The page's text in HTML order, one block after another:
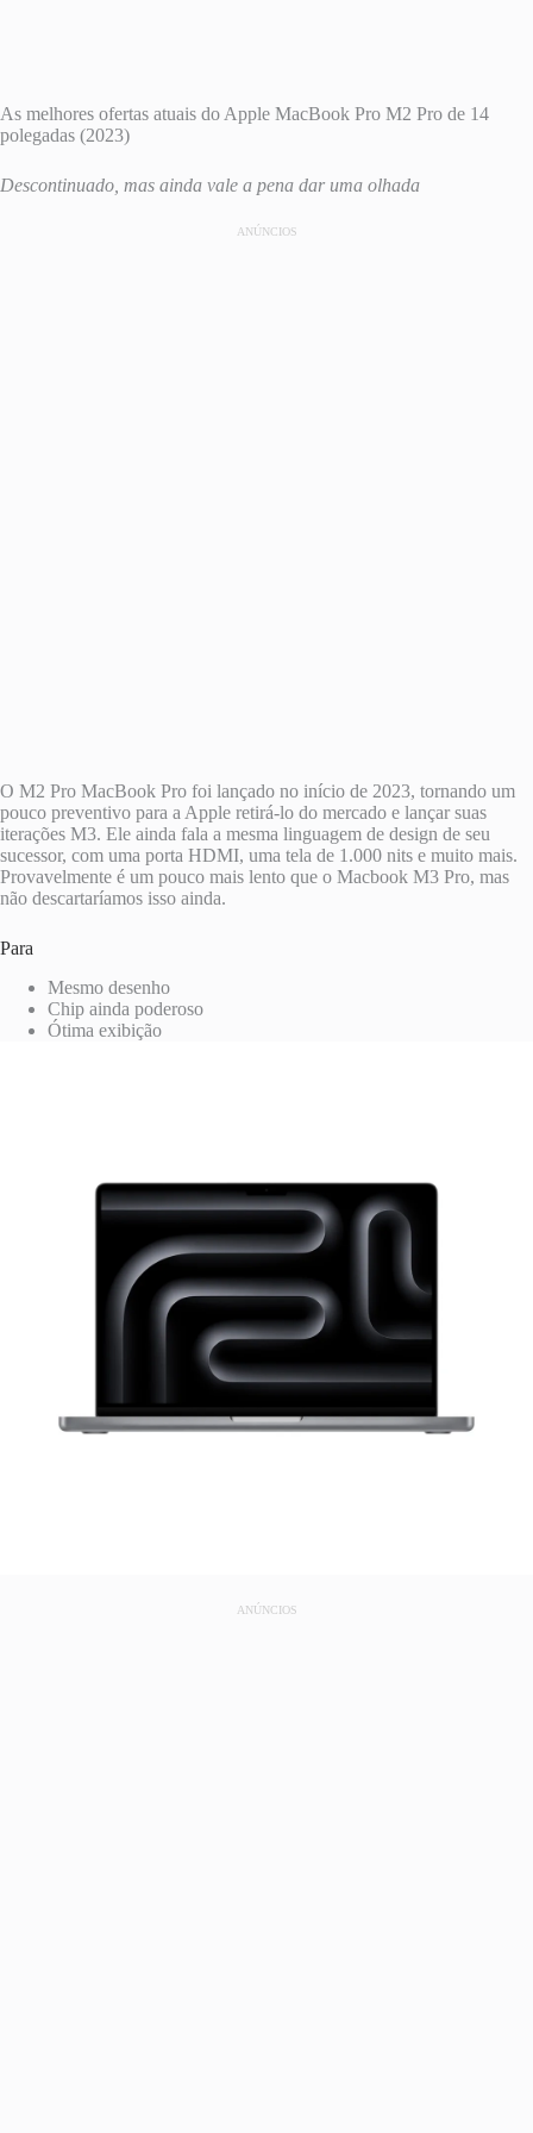
As melhores ofertas atuais do Apple MacBook Pro M2 Pro de 14
polegadas (2023)
Descontinuado, mas ainda vale a pena dar uma olhada
ANÚNCIOS
O M2 Pro MacBook Pro foi lançado no início de 2023, tornando um
pouco preventivo para a Apple retirá-lo do mercado e lançar suas
iterações M3. Ele ainda fala a mesma linguagem de design de seu
sucessor, com uma porta HDMI, uma tela de 1.000 nits e muito mais.
Provavelmente é um pouco mais lento que o Macbook M3 Pro, mas
não descartaríamos isso ainda.
Para
Mesmo desenho
Chip ainda poderoso
Ótima exibição
ANÚNCIOS